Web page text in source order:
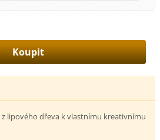
z lipového dřeva k vlastnímu kreativnímu